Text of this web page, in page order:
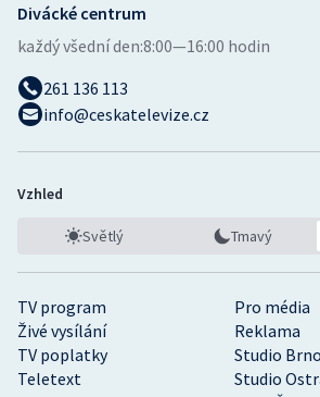
Vodní slalom
Ostatní
TV program
Pro média
Živé vysílání
Reklama
TV poplatky
Studio Brno
Teletext
Studio
Divácké centrum
každý všední den:8:00—16:00 hodin
261 136 113
info@ceskatelevize.cz
Vzhled
Světlý Tmavý